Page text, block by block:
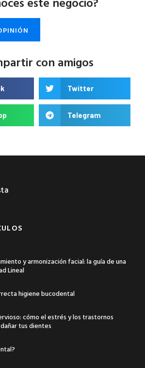
con amigos
Twitter
Telegram
y armonización facial: la guía de una
Lineal
higiene bucodental
cómo el estrés y los trastornos
tus dientes